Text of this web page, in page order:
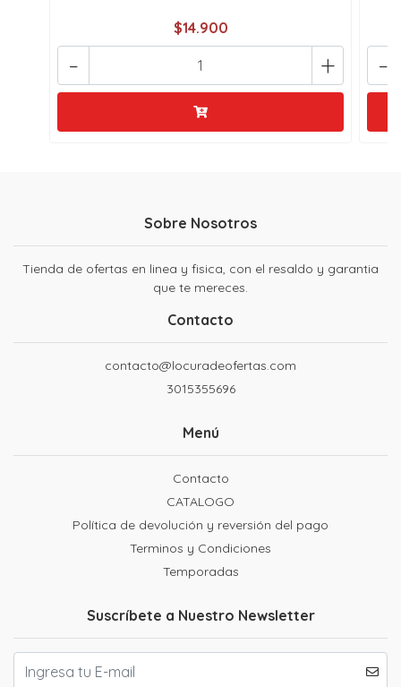
$14.900
+
- -
Sobre Nosotros
Tienda de ofertas en linea y fisica, con el resaldo y garantia
que te mereces.
Contacto
contacto@locuradeofertas.com
3015355696
Menú
Contacto
CATALOGO
Política de devolución y reversión del pago
Terminos y Condiciones
Temporadas
Suscríbete a Nuestro Newsletter